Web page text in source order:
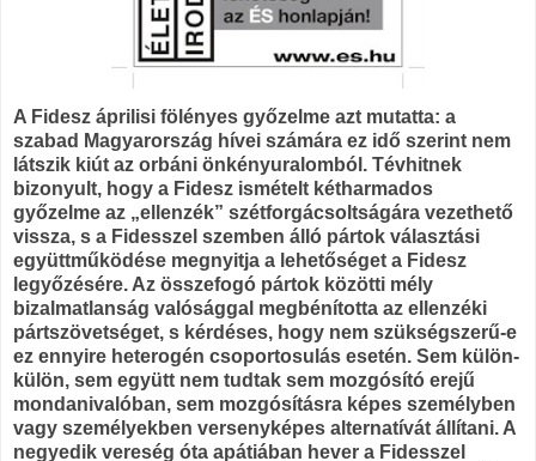
A Fidesz áprilisi fölényes győzelme azt mutatta: a
szabad Magyarország hívei számára ez idő szerint nem
látszik kiút az orbáni önkényuralomból. Tévhitnek
bizonyult, hogy a Fidesz ismételt kétharmados
győzelme az „ellenzék” szétforgácsoltságára vezethető
vissza, s a Fidesszel szemben álló pártok választási
együttműködése megnyitja a lehetőséget a Fidesz
legyőzésére. Az összefogó pártok közötti mély
bizalmatlanság valósággal megbénította az ellenzéki
pártszövetséget, s kérdéses, hogy nem szükségszerű-e
ez ennyire heterogén csoportosulás esetén. Sem külön-
külön, sem együtt nem tudtak sem mozgósító erejű
mondanivalóban, sem mozgósításra képes személyben
vagy személyekben versenyképes alternatívát állítani. A
negyedik vereség óta apátiában hever a Fidesszel